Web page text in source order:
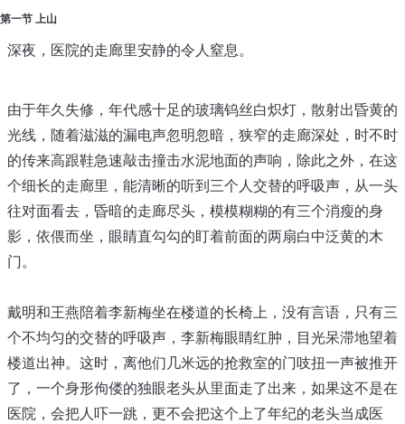
第一节 上山
深夜，医院的走廊里安静的令人窒息。
由于年久失修，年代感十足的玻璃钨丝白炽灯，散射出昏黄的
光线，随着滋滋的漏电声忽明忽暗，狭窄的走廊深处，时不时
的传来高跟鞋急速敲击撞击水泥地面的声响，除此之外，在这
个细长的走廊里，能清晰的听到三个人交替的呼吸声，从一头
往对面看去，昏暗的走廊尽头，模模糊糊的有三个消瘦的身
影，依偎而坐，眼睛直勾勾的盯着前面的两扇白中泛黄的木
门。
戴明和王燕陪着李新梅坐在楼道的长椅上，没有言语，只有三
个不均匀的交替的呼吸声，李新梅眼睛红肿，目光呆滞地望着
楼道出神。这时，离他们几米远的抢救室的门吱扭一声被推开
了，一个身形佝偻的独眼老头从里面走了出来，如果这不是在
医院，会把人吓一跳，更不会把这个上了年纪的老头当成医